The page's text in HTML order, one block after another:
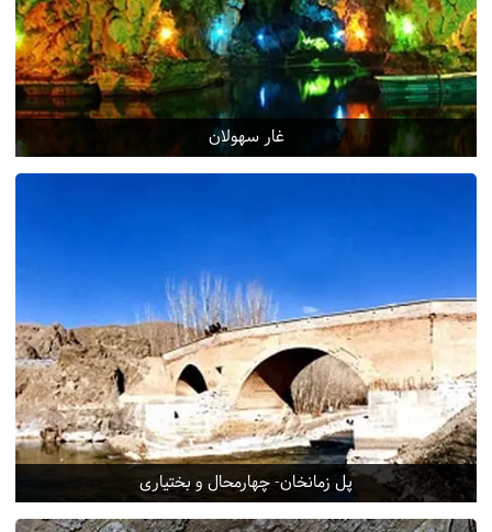
غار سهولان
پل زمانخان- چهارمحال و بختیاری